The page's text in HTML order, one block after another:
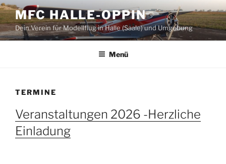
Zum
Inhalt
springen
MFC HALLE-OPPIN
Dein Verein für Modellflug in Halle (Saale) und Umgebung
Menü
TERMINE
Veranstaltungen 2026 -Herzliche
Einladung